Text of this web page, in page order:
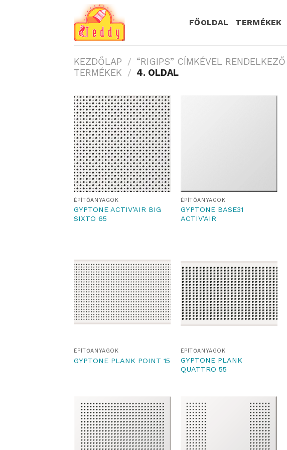
FŐOLDAL TERMÉKEK
KEZDŐLAP / “RIGIPS” CÍMKÉVEL RENDELKEZŐ
TERMÉKEK
/ 4. OLDAL
ÉPÍTŐANYAGOK
GYPTONE ACTIV’AIR BIG
SIXTO 65
ÉPÍTŐANYAGOK
GYPTONE BASE31
ACTIV’AIR
ÉPÍTŐANYAGOK
GYPTONE PLANK POINT 15
ÉPÍTŐANYAGOK
GYPTONE PLANK
QUATTRO 55